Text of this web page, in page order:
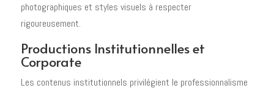
photographiques et styles visuels à respecter
rigoureusement.
Productions Institutionnelles et
Corporate
Les contenus institutionnels privilégient le professionnalisme